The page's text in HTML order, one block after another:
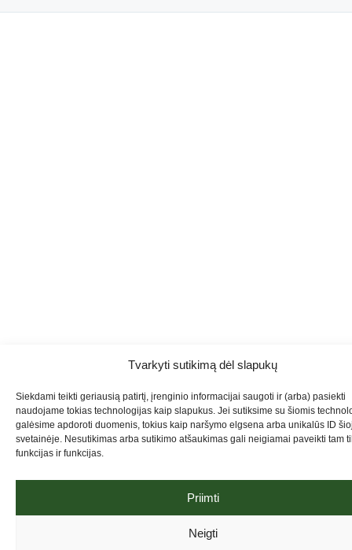
Tvarkyti sutikimą dėl slapukų
Siekdami teikti geriausią patirtį, įrenginio informacijai saugoti ir (arba) pasiekti
naudojame tokias technologijas kaip slapukus. Jei sutiksime su šiomis
galėsime apdoroti duomenis, tokius kaip naršymo elgsena arba unikalūs ID
svetainėje. Nesutikimas arba sutikimo atšaukimas gali neigiamai paveikti tam
funkcijas ir funkcijas.
Priimti
Neigti